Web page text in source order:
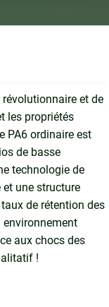
et de
les propriétés
PA6 ordinaire est
de basse
technologie de
une structure
de rétention des
aux chocs des
!